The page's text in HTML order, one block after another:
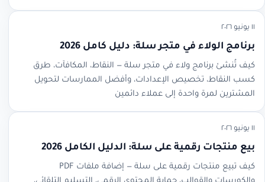
١١ يونيو ٢٠٢٦
برنامج الولاء في متجر سلة: دليل كامل 2026
كيف تُنشئ برنامج ولاء في متجر سلة — النقاط، المكافآت، طرق
كسب النقاط، تخصيص الإعدادات، وأفضل الممارسات لتحويل
المشترين لمرة واحدة إلى عملاء دائمين
١١ يونيو ٢٠٢٦
بيع منتجات رقمية على سلة: الدليل الكامل 2026
كيف تبيع منتجات رقمية على سلة — إضافة ملفات PDF